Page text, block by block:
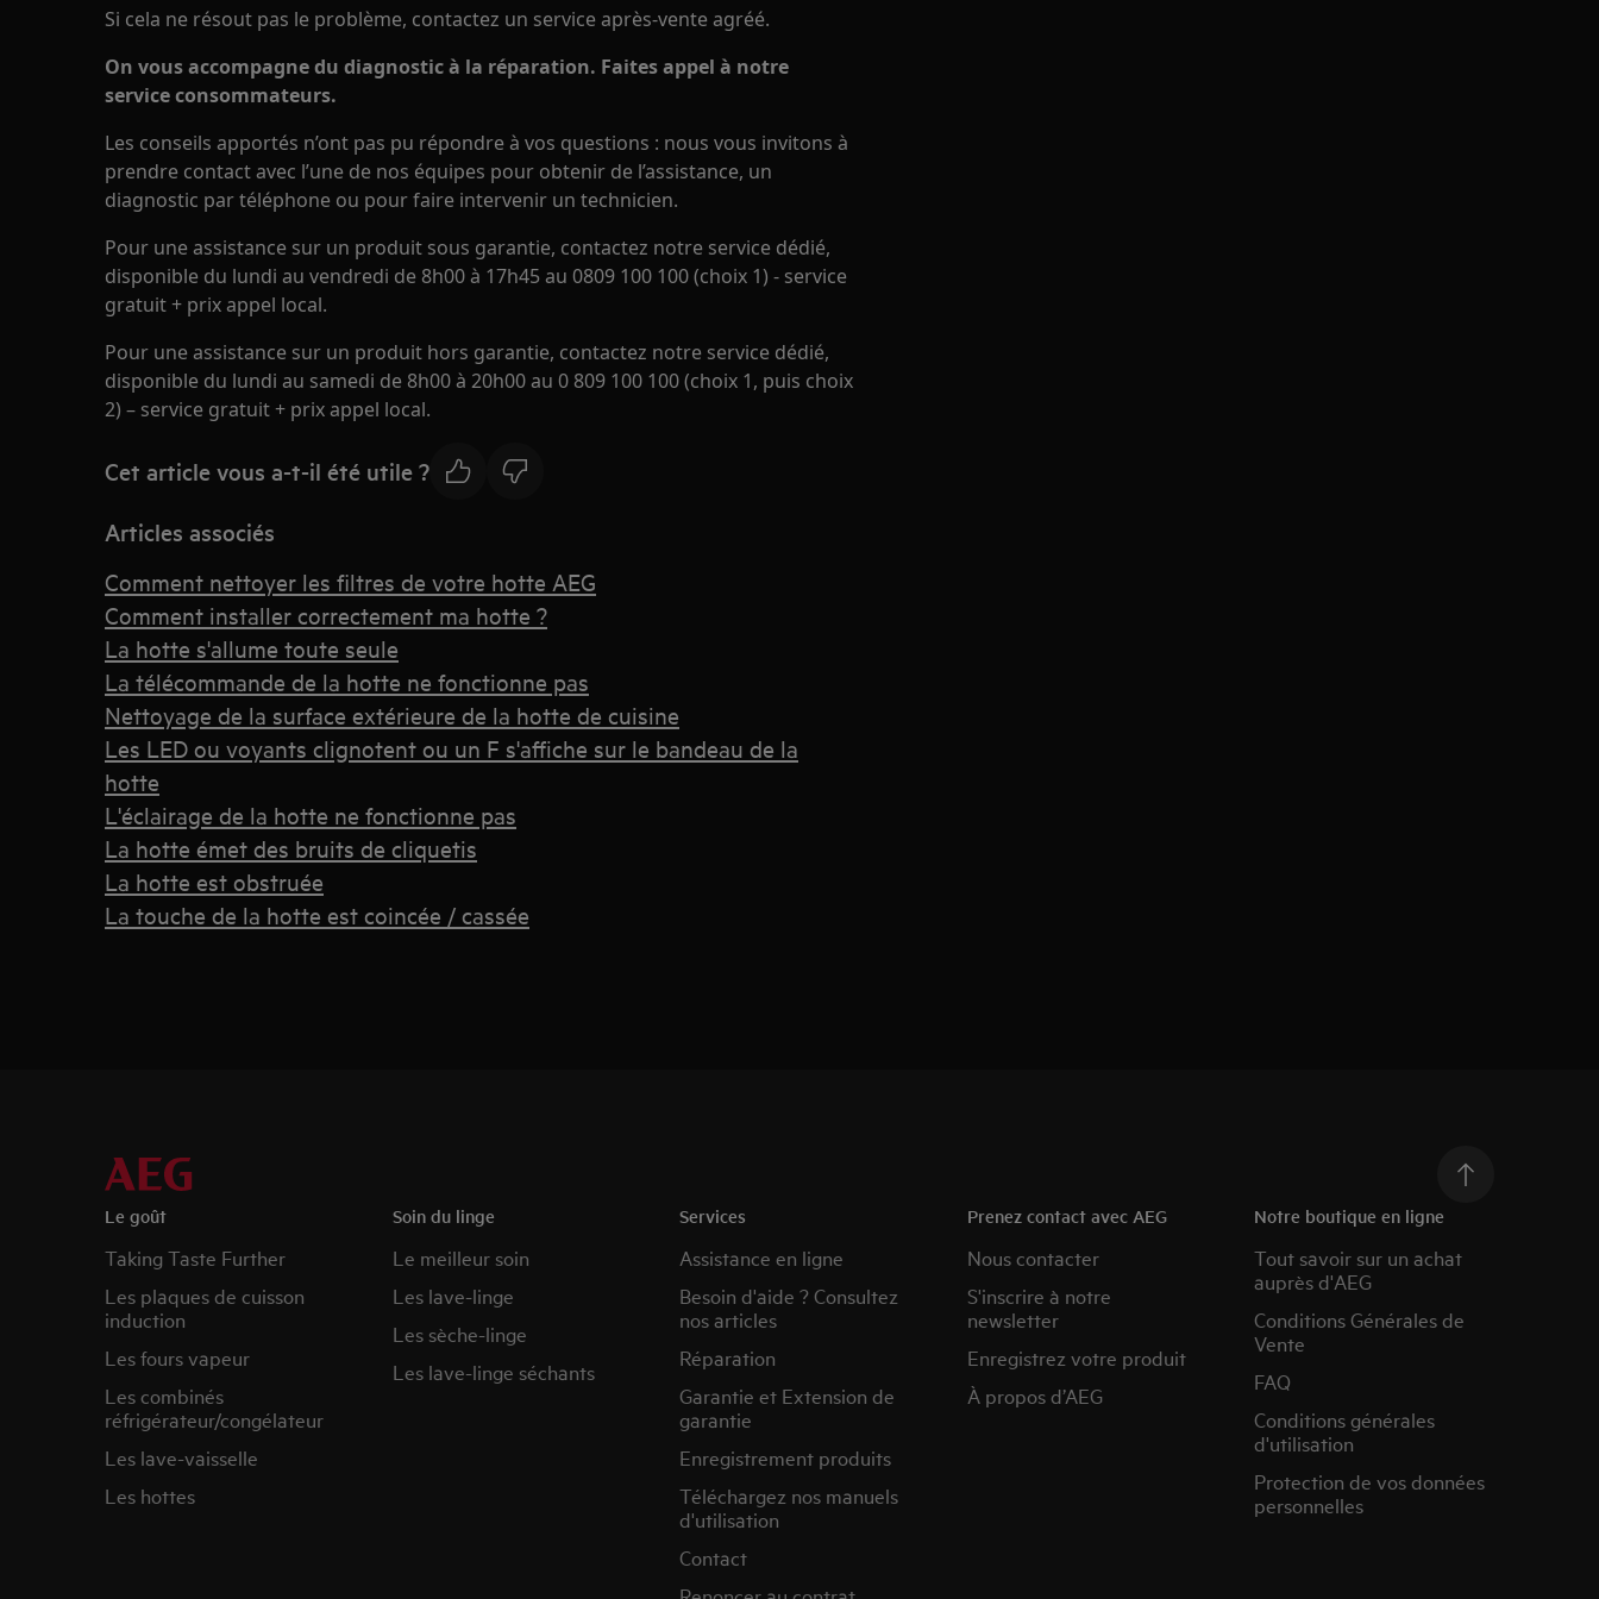
Si cela ne résout pas le problème, contactez un service après-vente agréé.
On vous accompagne du diagnostic à la réparation. Faites appel à notre
service consommateurs.
Les conseils apportés n’ont pas pu répondre à vos questions : nous vous invitons à
prendre contact avec l’une de nos équipes pour obtenir de l’assistance, un
diagnostic par téléphone ou pour faire intervenir un technicien.
Pour une assistance sur un produit sous garantie, contactez notre service dédié,
disponible du lundi au vendredi de 8h00 à 17h45 au 0809 100 100 (choix 1) - service
gratuit + prix appel local.
Pour une assistance sur un produit hors garantie, contactez notre service dédié,
disponible du lundi au samedi de 8h00 à 20h00 au 0 809 100 100 (choix 1, puis choix
2) – service gratuit + prix appel local.
Cet article vous a-t-il été utile ?
Articles associés
Comment nettoyer les filtres de votre hotte AEG
Comment installer correctement ma hotte ?
La hotte s'allume toute seule
La télécommande de la hotte ne fonctionne pas
Nettoyage de la surface extérieure de la hotte de cuisine
Les LED ou voyants clignotent ou un F s'affiche sur le bandeau de la
hotte
L'éclairage de la hotte ne fonctionne pas
La hotte émet des bruits de cliquetis
La hotte est obstruée
La touche de la hotte est coincée / cassée
Le goût
Taking Taste Further
Les plaques de cuisson
induction
Les fours vapeur
Les combinés
réfrigérateur/congélateur
Les lave-vaisselle
Les hottes
Soin du linge
Le meilleur soin
Les lave-linge
Les sèche-linge
Les lave-linge séchants
Services
Assistance en ligne
Besoin d'aide ? Consultez
nos articles
Réparation
Garantie et Extension de
garantie
Enregistrement produits
Téléchargez nos manuels
d'utilisation
Contact
Prenez contact avec AEG
Nous contacter
S'inscrire à notre
newsletter
Enregistrez votre produit
À propos d’AEG
Notre boutique en ligne
Tout savoir sur un achat
auprès d'AEG
Conditions Générales de
Vente
FAQ
Conditions générales
d'utilisation
Protection de vos données
personnelles